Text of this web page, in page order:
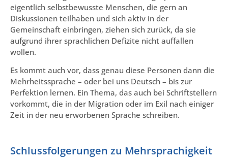
eigentlich selbstbewusste Menschen, die gern an
Diskussionen teilhaben und sich aktiv in der
Gemeinschaft einbringen, ziehen sich zurück, da sie
aufgrund ihrer sprachlichen Defizite nicht auffallen
wollen.
Es kommt auch vor, dass genau diese Personen dann die
Mehrheitssprache – oder bei uns Deutsch – bis zur
Perfektion lernen. Ein Thema, das auch bei Schriftstellern
vorkommt, die in der Migration oder im Exil nach einiger
Zeit in der neu erworbenen Sprache schreiben.
Schlussfolgerungen zu Mehrsprachigkeit